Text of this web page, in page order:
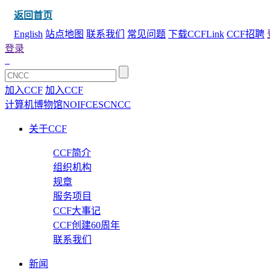
返回首页
English 站点地图 联系我们 常见问题 下载CCFLink CCF招聘
登录
加入CCF 加入CCF
计算机博物馆NOIFCESCNCC
关于CCF
CCF简介
组织机构
规章
服务项目
CCF大事记
CCF创建60周年
联系我们
新闻